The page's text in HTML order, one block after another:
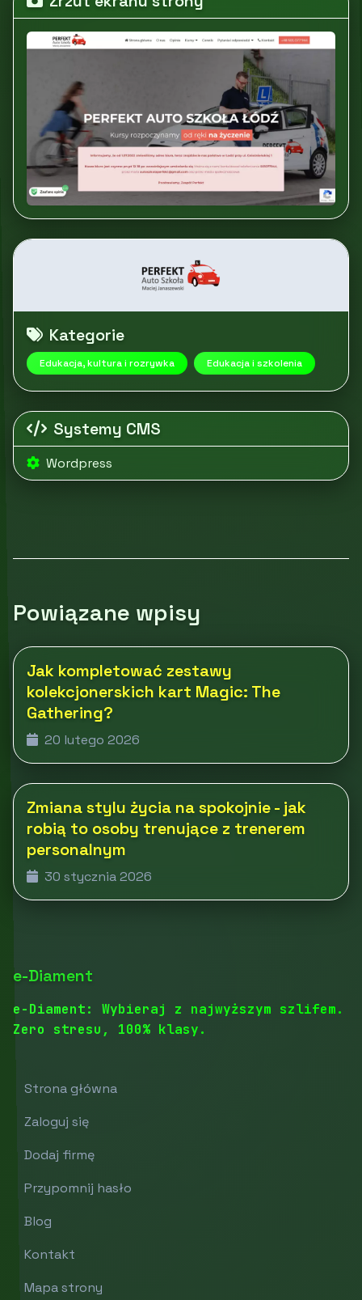
Kategorie
Edukacja, kultura i rozrywka Edukacja i szkolenia
Systemy CMS
Wordpress
Powiązane wpisy
Jak kompletować zestawy
kolekcjonerskich kart Magic: The
Gathering?
20 lutego 2026
Zmiana stylu życia na spokojnie - jak
robią to osoby trenujące z trenerem
personalnym
30 stycznia 2026
e-Diament
e-Diament: Wybieraj z najwyższym szlifem.
Zero stresu, 100% klasy.
Strona główna
Zaloguj się
Dodaj firmę
Przypomnij hasło
Blog
Kontakt
Mapa strony